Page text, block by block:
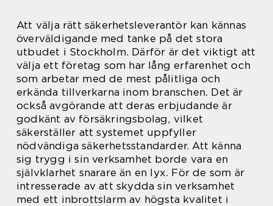
Att välja rätt säkerhetsleverantör kan kännas
överväldigande med tanke på det stora
utbudet i Stockholm. Därför är det viktigt att
välja ett företag som har lång erfarenhet och
som arbetar med de mest pålitliga och
erkända tillverkarna inom branschen. Det är
också avgörande att deras erbjudande är
godkänt av försäkringsbolag, vilket
säkerställer att systemet uppfyller
nödvändiga säkerhetsstandarder. Att känna
sig trygg i sin verksamhet borde vara en
självklarhet snarare än en lyx. För de som är
intresserade av att skydda sin verksamhet
med ett inbrottslarm av högsta kvalitet i